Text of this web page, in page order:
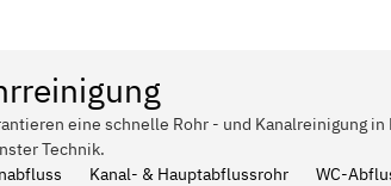
eine schnelle Rohr - und Kanalreinigung in
Technik.
Kanal- & Hauptabflussrohr WC-